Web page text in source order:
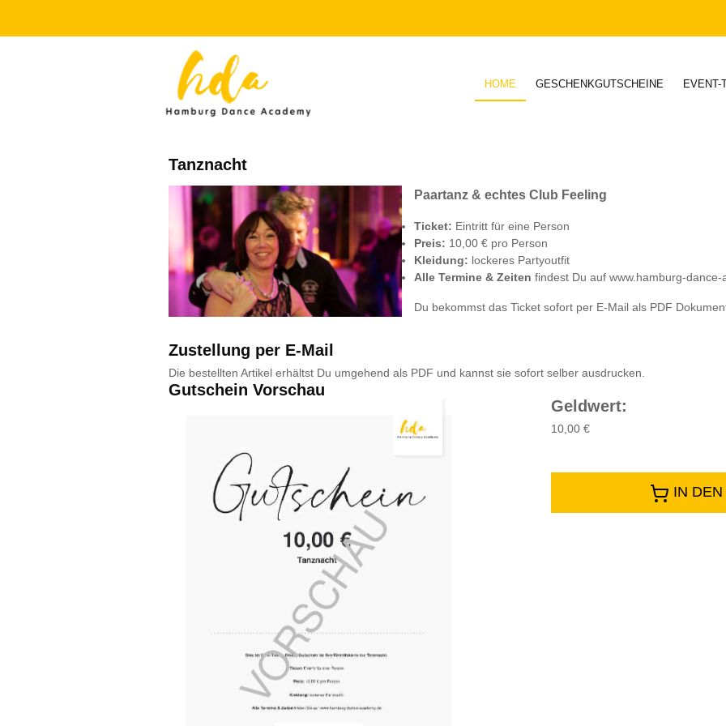
HOME GESCHENKGUTSCHEINE EVENT-
Tanznacht
Paartanz & echtes Club Feeling
Ticket: Eintritt für eine Person
Preis: 10,00 € pro Person
Kleidung: lockeres Partyoutfit
Alle Termine & Zeiten findest Du auf www.hamburg-dance-
Du bekommst das Ticket sofort per E-Mail als PDF
Zustellung per E-Mail
Die bestellten Artikel erhältst Du umgehend als PDF und kannst sie sofort selber ausdrucken.
Gutschein Vorschau
Geldwert:
10,00 €
IN